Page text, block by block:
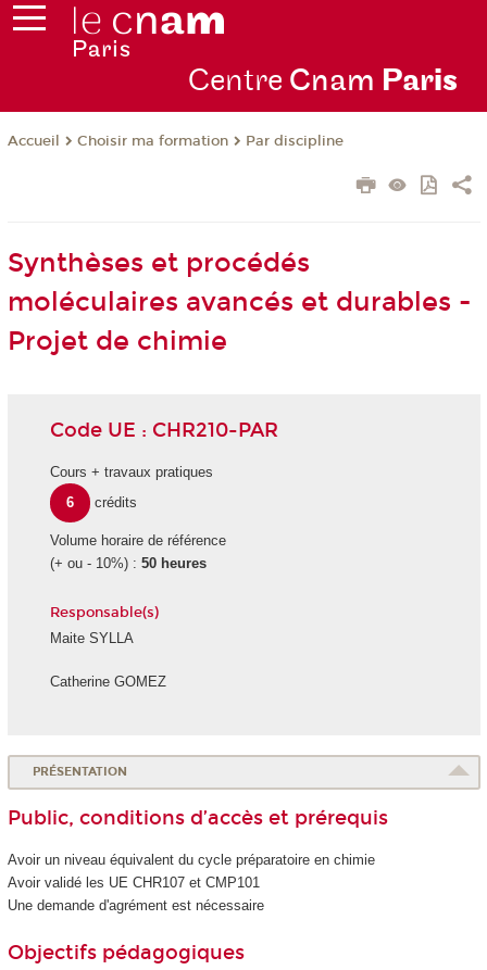
Centre Cnam Paris
Accueil Choisir ma formation Par discipline
Synthèses et procédés
moléculaires avancés et durables -
Projet de chimie
Code UE : CHR210-PAR
Cours + travaux pratiques
6
crédits
Volume horaire de référence
(+ ou - 10%) : 50 heures
Responsable(s)
Maite SYLLA
Catherine GOMEZ
PRÉSENTATION
Public, conditions d’accès et prérequis
Avoir un niveau équivalent du cycle préparatoire en chimie
Avoir validé les UE CHR107 et CMP101
Une demande d'agrémentest nécessaire
Objectifs pédagogiques